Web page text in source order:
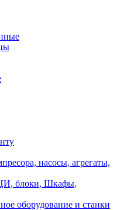
насосы, агрегаты,
блоки, Шкафы,
оборудование и станки